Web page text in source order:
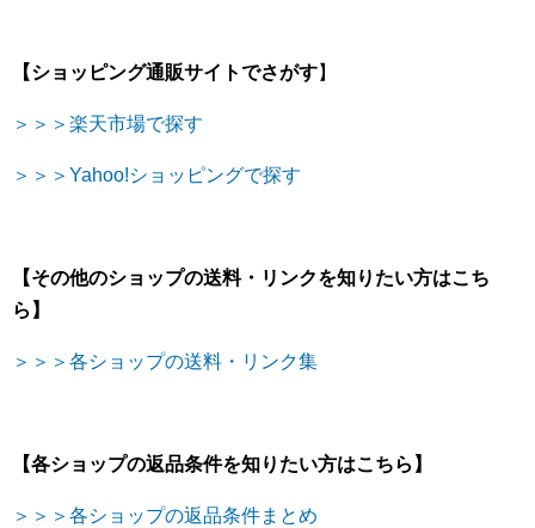
【ショッピング通販サイトでさがす】
＞＞＞楽天市場で探す
＞＞＞Yahoo!ショッピングで探す
【その他のショップの送料・リンクを知りたい方はこち
ら】
＞＞＞各ショップの送料・リンク集
【各ショップの返品条件を知りたい方はこちら】
＞＞＞各ショップの返品条件まとめ